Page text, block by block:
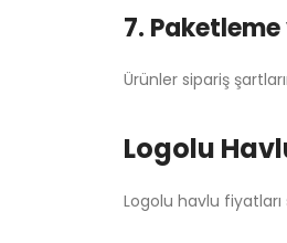
7.
Ürünler sipariş
Logolu
Logolu havlu